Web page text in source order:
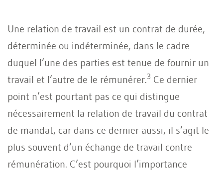
Une relation de travail est un contrat de durée,
déterminée ou indéterminée, dans le cadre
duquel l’une des parties est tenue de fournir un
travail et l’autre de le rémunérer.3 Ce dernier
point n’est pourtant pas ce qui distingue
nécessairement la relation de travail du contrat
de mandat, car dans ce dernier aussi, il s’agit le
plus souvent d’un échange de travail contre
rémunération. C’est pourquoi l’importance